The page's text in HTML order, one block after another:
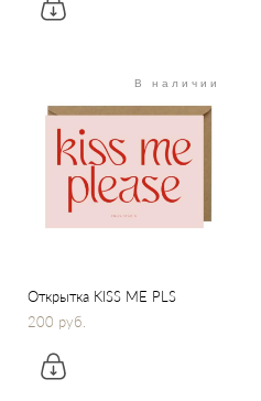
В наличии
Открытка KISS ME PLS
200 pуб.